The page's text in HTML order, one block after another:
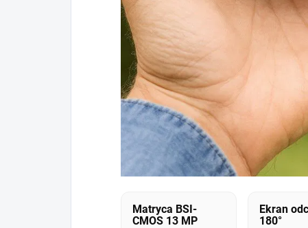
Matryca BSI-
CMOS 13 MP
Ekran
180°